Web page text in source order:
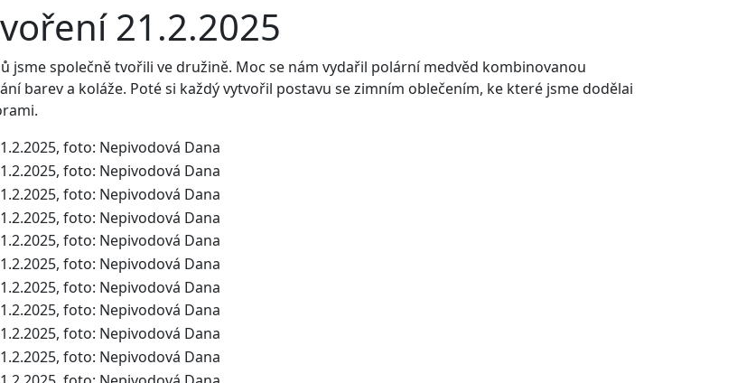
21.2.2025
jsme společně tvořili ve družině. Moc se nám vydařil polární medvěd kombinovanou
barev a koláže. Poté si každý vytvořil postavu se zimním oblečením, ke které jsme dodělai